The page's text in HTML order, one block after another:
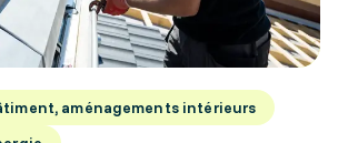
aménagements intérieurs